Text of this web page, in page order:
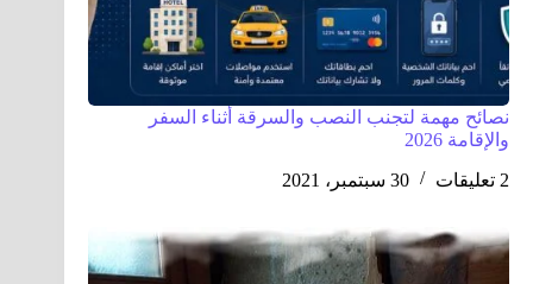
نصائح مهمة لتجنب النصب والسرقة أثناء السفر
والإقامة 2026
2 تعليقات
30 سبتمبر، 2021